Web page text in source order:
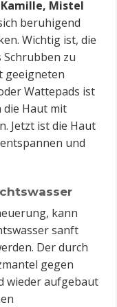
Kamille, Mistel
beruhigend
Wichtig ist, die
zu
geeigneten
Wattepads ist
die Haut mit
Jetzt ist die Haut
und
kann
sanft
Der durch
gegen
wieder aufgebaut